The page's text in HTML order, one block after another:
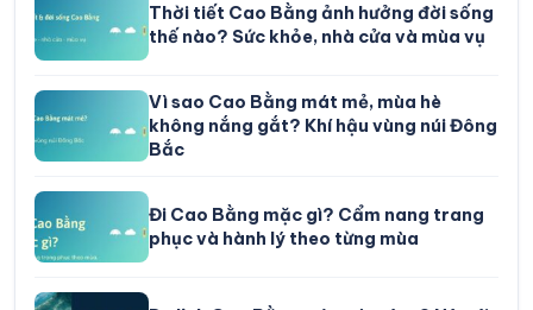
02:00 25°/30° Mây rải rác
25°/30° Trời quang đãng
04:00 25°
Thời tiết Cao Bằng ảnh hưởng đời sống
thế nào? Sức khỏe, nhà cửa và mùa vụ
Vì sao Cao Bằng mát mẻ, mùa hè
không nắng gắt? Khí hậu vùng núi Đông
Bắc
Đi Cao Bằng mặc gì? Cẩm nang trang
phục và hành lý theo từng mùa